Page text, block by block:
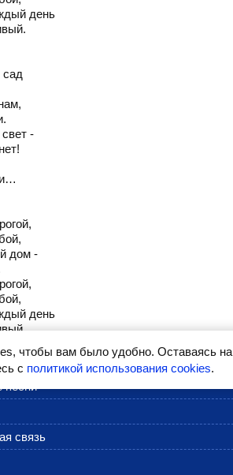
день
-
дом -
день
песни
связь
чтобы вам было удобно. Оставаясь на
с политикой использования cookies.